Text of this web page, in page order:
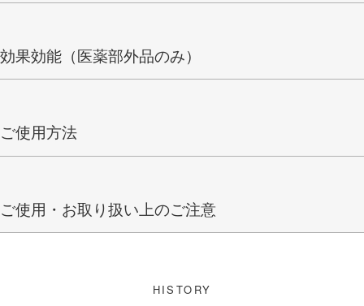
効果効能（医薬部外品のみ）
ご使用方法
ご使用・お取り扱い上のご注意